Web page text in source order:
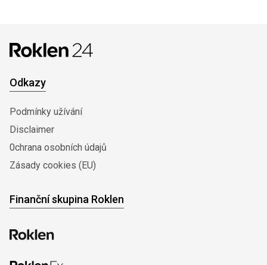
Odkazy
Podmínky užívání
Disclaimer
0chrana osobních údajů
Zásady cookies (EU)
Finanční skupina Roklen